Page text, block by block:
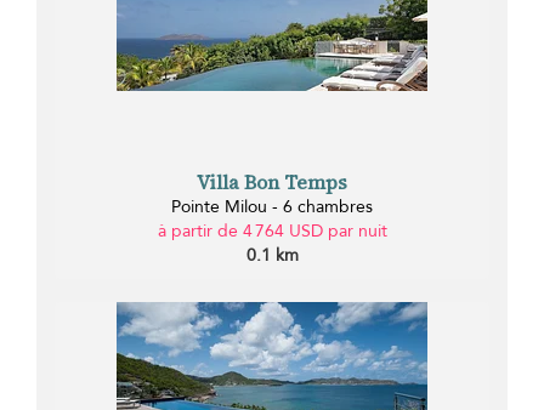
Villa Bon Temps
Pointe Milou - 6 chambres
à partir de 4 764 USD par nuit
0.1 km